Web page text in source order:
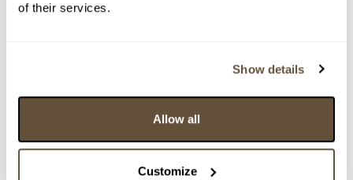
of their services.
Show details
Allow all
Customize
Evropa 1. pol. 20. stol.
159693. Sbírka 15 fléten
Dražba ukončena:
07.06.2026 20:15:00